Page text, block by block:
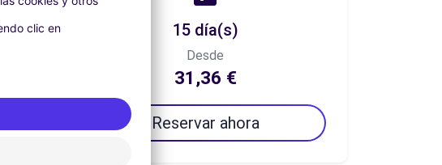
15 día(s)
Desde
31,36 €
Reservar ahora